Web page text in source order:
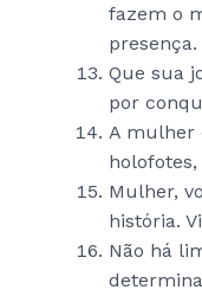
fazem o
presença.
Que sua
por
A mulher
Mulher,
história.
Não há